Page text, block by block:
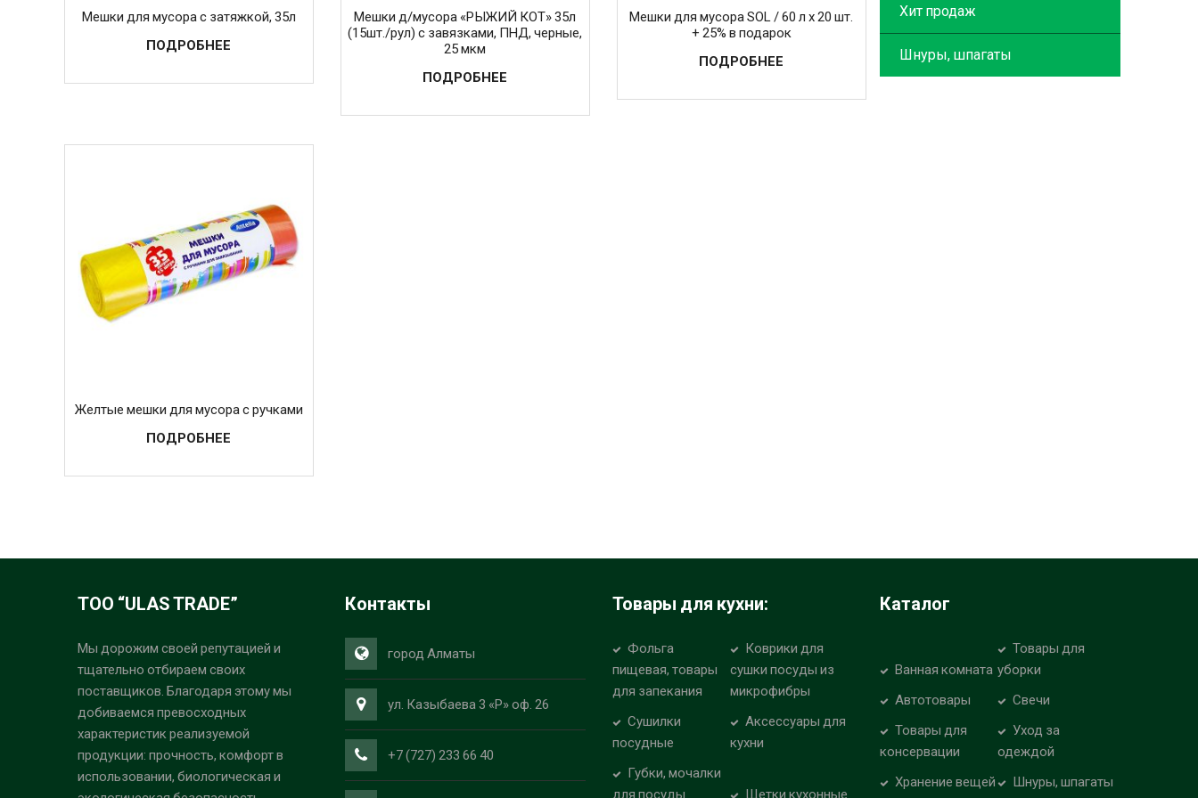
Мешки для мусора с затяжкой, 35л
ПОДРОБНЕЕ
Мешки д/мусора «РЫЖИЙ КОТ» 35л
(15шт./рул) с завязками, ПНД, черные,
25 мкм
ПОДРОБНЕЕ
Мешки для мусора SOL / 60 л х 20 шт.
+ 25% в подарок
ПОДРОБНЕЕ
Желтые мешки для мусора с ручками
ПОДРОБНЕЕ
Хит продаж
Шнуры, шпагаты
ТОО “ULAS TRADE”
Мы дорожим своей репутацией и
тщательно отбираем своих
поставщиков. Благодаря этому мы
добиваемся превосходных
характеристик реализуемой
продукции: прочность, комфорт в
использовании, биологическая и
Контакты
город Алматы
ул. Казыбаева 3 «Р» оф. 26
+7 (727) 233 66 40
Товары для кухни:
Фольга
пищевая, товары
для запекания
Коврики для
сушки посуды из
микрофибры
Сушилки
посудные
Аксессуары для
кухни
Губки, мочалки
для посуды
Щетки кухонные
Каталог
Ванная комната
Товары для
уборки
Автотовары
Свечи
Товары для
консервации
Уход за
одеждой
Хранение вещей
Шнуры, шпагаты